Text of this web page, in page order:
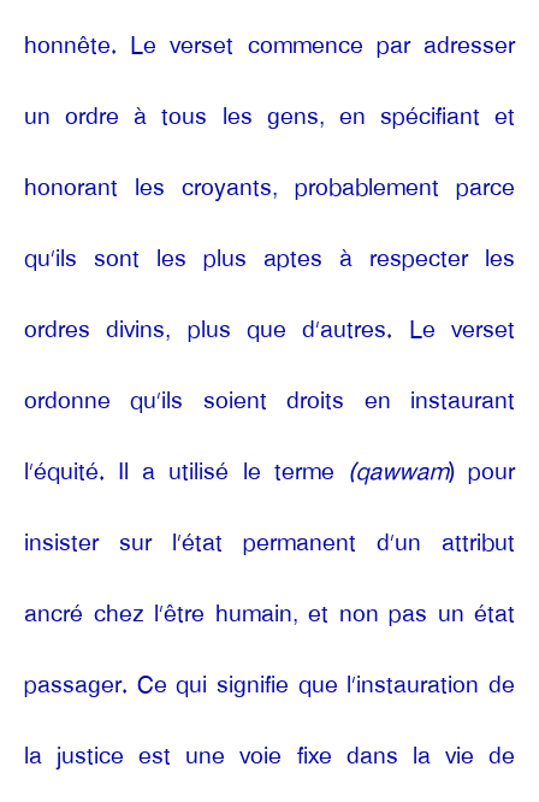
honnête. Le verset commence par adresser
un ordre à tous les gens, en spécifiant et
honorant les croyants, probablement parce
qu’ils sont les plus aptes à respecter les
ordres divins, plus que d’autres. Le verset
ordonne qu’ils soient droits en instaurant
l’équité. Il a utilisé le terme (qawwam) pour
insister sur l’état permanent d’un attribut
ancré chez l’être humain, et non pas un état
passager. Ce qui signifie que l’instauration de
la justice est une voie fixe dans la vie de